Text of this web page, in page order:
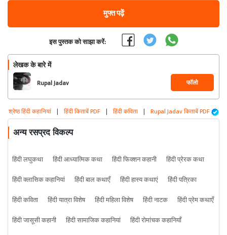
मुफ्त पढ़ें
इस पुस्तक को साझा करें:
लेखक के बारे में
Rupal Jadav फॉलो
श्रेष्ठ हिंदी कहानियां | हिंदी किताबें PDF | हिंदी कविता | Rupal Jadav किताबें PDF
अन्य रसप्रद विकल्प
हिंदी लघुकथा हिंदी आध्यात्मिक कथा हिंदी फिक्शन कहानी
हिंदी प्रेरक कथा
हिंदी क्लासिक कहानियां
हिंदी बाल कथाएँ हिंदी हास्य कथाएं
हिंदी पत्रिका
हिंदी कविता
हिंदी यात्रा विशेष हिंदी महिला विशेष हिंदी नाटक
हिंदी प्रेम कथाएँ
हिंदी जासूसी कहानी
हिंदी सामाजिक कहानियां हिंदी रोमांचक कहानियाँ